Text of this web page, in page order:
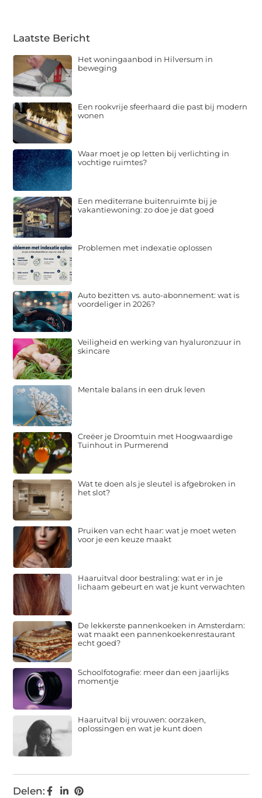
Delen:
Laatste Bericht
Het woningaanbod in Hilversum in
beweging
Een rookvrije sfeerhaard die past bij modern
wonen
Waar moet je op letten bij verlichting in
vochtige ruimtes?
Een mediterrane buitenruimte bij je
vakantiewoning: zo doe je dat goed
Problemen met indexatie oplossen
Auto bezitten vs. auto-abonnement: wat is
voordeliger in 2026?
Veiligheid en werking van hyaluronzuur in
skincare
Mentale balans in een druk leven
Creëer je Droomtuin met Hoogwaardige
Tuinhout in Purmerend
Wat te doen als je sleutel is afgebroken in
het slot?
Pruiken van echt haar: wat je moet weten
voor je een keuze maakt
Haaruitval door bestraling: wat er in je
lichaam gebeurt en wat je kunt verwachten
De lekkerste pannenkoeken in Amsterdam:
wat maakt een pannenkoekenrestaurant
echt goed?
Schoolfotografie: meer dan een jaarlijks
momentje
Haaruitval bij vrouwen: oorzaken,
oplossingen en wat je kunt doen